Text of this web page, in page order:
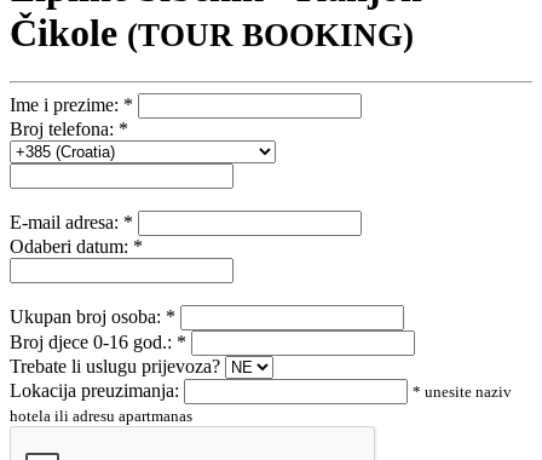
Čikole (TOUR BOOKING)
Ime i prezime: *
Broj telefona: *
E-mail adresa: *
Odaberi datum: *
Ukupan broj osoba: *
Broj djece 0-16 god.: *
Trebate li uslugu prijevoza?
Lokacija preuzimanja:
* unesite naziv
hotela ili adresu apartmanas